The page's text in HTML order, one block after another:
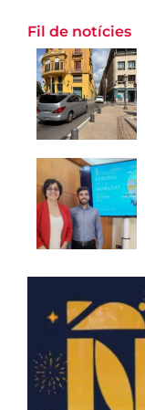
Fil de notícies